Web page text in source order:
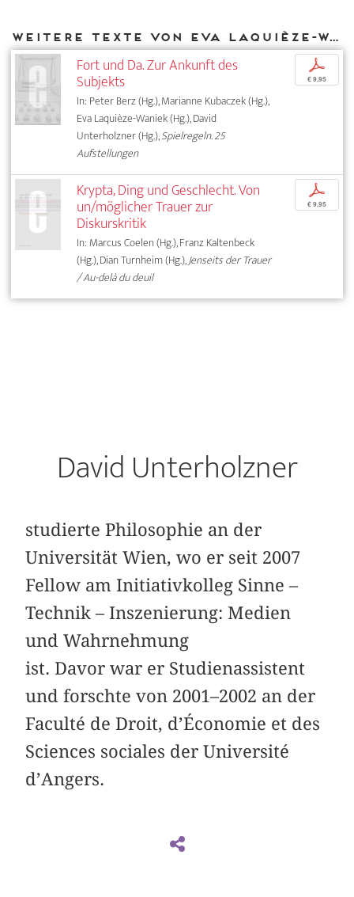
Weitere Texte von Eva Laquièze-Waniek bei DIAPHANES
Fort und Da. Zur Ankunft des
Subjekts
In: Peter Berz (Hg.), Marianne Kubaczek (Hg.),
Eva Laquièze-Waniek (Hg.), David
Unterholzner (Hg.),Spielregeln. 25
Aufstellungen
p
€ 9,95
Krypta, Ding und Geschlecht. Von
un/möglicher Trauer zur
Diskurskritik
In: Marcus Coelen (Hg.), Franz Kaltenbeck
(Hg.), Dian Turnheim (Hg.),Jenseits der Trauer
/ Au-delà du deuil
p
€ 9,95
David Unterholzner
studierte Philosophie an der
Universität Wien, wo er seit 2007
Fellow am Initiativkolleg Sinne –
Technik – Inszenierung: Medien
und Wahrnehmung
ist. Davor war er Studienassistent
und forschte von 2001–2002 an der
Faculté de Droit, d’Économie et des
Sciences sociales der Université
d’Angers.